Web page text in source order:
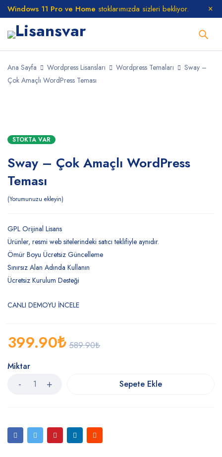
Windows 11 Pro ve Home stoklarımızda sizleri bekliyor.
Ana Sayfa Wordpress Lisansları Wordpress Temaları
Sway –
Çok Amaçlı WordPress Teması
STOKTA VAR
Sway – Çok Amaçlı WordPress
Teması
Yorumunuzu ekleyin
GPL Orijinal Lisans
Ürünler, resmi web sitelerindeki satıcı teklifiyle aynıdır.
Ömür Boyu Ücretsiz Güncelleme
Sınırsız Alan Adında Kullanın
Ücretsiz Kurulum Desteği
CANLI DEMOYU İNCELE
589.90₺
399.90₺
Miktar
Sepete Ekle